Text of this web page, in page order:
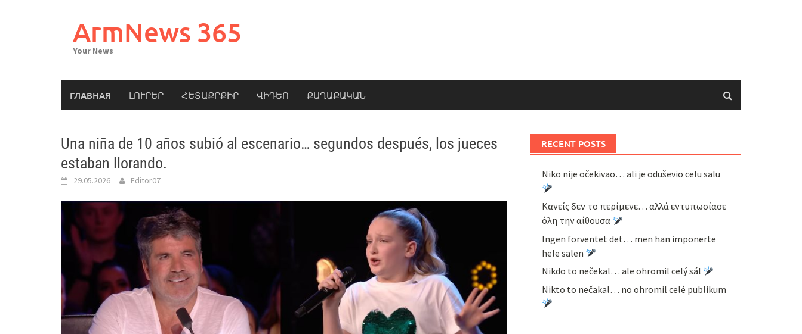
ArmNews 365
Your News
ГЛАВНАЯ ԼՈՒՐԵՐ ՀԵՏԱՔՐՔԻՐ ՎԻԴԵՈ ՔԱՂԱՔԱԿԱՆ
Una niña de 10 años subió al escenario… segundos después, los jueces
estaban llorando.
29.05.2026 Editor07
RECENT POSTS
Niko nije očekivao… ali je oduševio celu salu
Κανείς δεν το περίμενε… αλλά εντυπωσίασε
όλη την αίθουσα
Ingen forventet det… men han imponerte
hele salen
Nikdo to nečekal… ale ohromil celý sál
Nikto to nečakal… no ohromil celé publikum